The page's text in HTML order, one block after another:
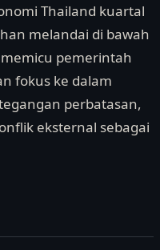
Thailand kuartal
melandai di bawah
pemerintah
fokus ke dalam
perbatasan,
eksternal sebagai